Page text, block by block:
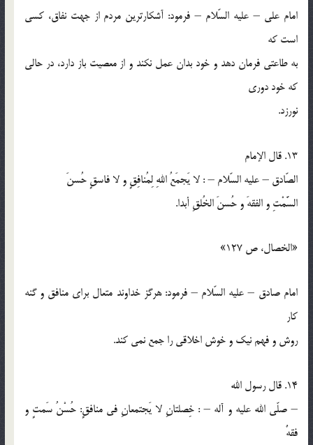
امام علي – عليه السّلام – فرمود: آشكارترين مردم از جهت نفاق، كسي
است كه
به طاعتي فرمان دهد و خود بدان عمل نكند و از معصيت باز دارد، در حالي
كه خود دوري
نورزد.
13. قال الإمام
الصّادق – عليه السّلام – : لا يَجمَعُ اللهِ لِمُنافِقٍ و لا فاسقٍ حُسنَ
السَّمْتِ و الفقهَ و حُسنَ الخُلقِ أبدا.
«الخصال، ص 127»
امام صادق – عليه السّلام – فرمود: هرگز خداوند متعال براي منافق و گنه
كار
روش و فهم نيک و خوش اخلاقي را جمع نمي كند.
14. قال رسول الله
– صلّي الله عليه و آله – : خِصلتانِ لا يَجتمعانِ في منافقٍ: حُسْنُ سَمتٍ و
فقهٌ